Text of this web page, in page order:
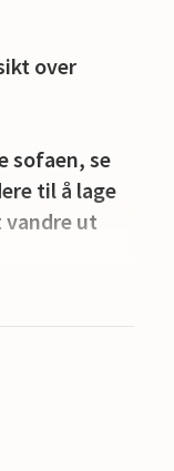
over
sofaen, se
til å lage
ut
liten huske